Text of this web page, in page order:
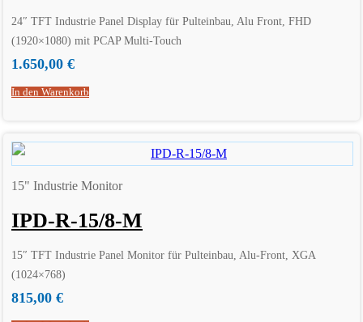
24″ TFT Industrie Panel Display für Pulteinbau, Alu Front, FHD
(1920×1080) mit PCAP Multi-Touch
1.650,00 €
In den Warenkorb
15" Industrie Monitor
IPD-R-15/8-M
15″ TFT Industrie Panel Monitor für Pulteinbau, Alu-Front, XGA
(1024×768)
815,00 €